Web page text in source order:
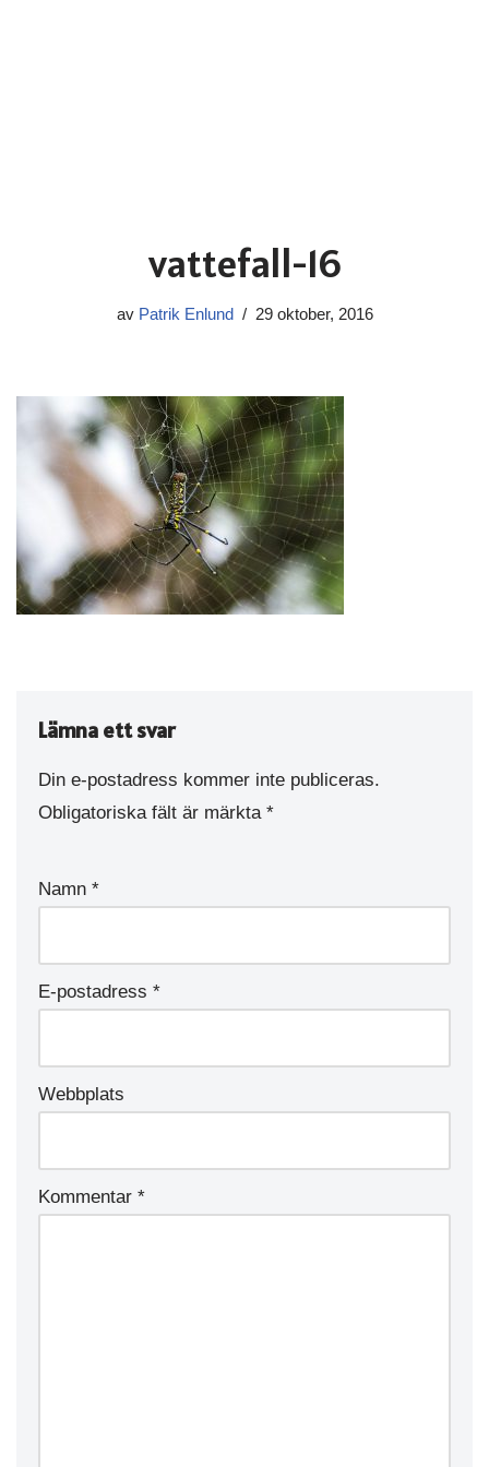
vattefall-16
av Patrik Enlund 29 oktober, 2016
Lämna ett svar
Din e-postadress kommer inte publiceras.
Obligatoriska fält är märkta *
Namn *
E-postadress *
Webbplats
Kommentar *